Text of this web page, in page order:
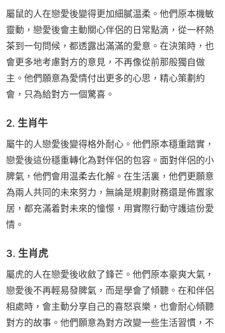
屬鼠的人在戀愛後變得更加細膩温柔。他們原本機敏
靈動，戀愛後會主動關心伴侶的日常點滴，從一杯熱
茶到一句問候，都透露出滿滿的愛意。在決策時，也
會更多地考慮對方的意見，不再像從前那般獨自做
主。他們願意為愛情付出更多的心思，精心策劃約
會，只為給對方一個驚喜。
2. 生肖牛
屬牛的人戀愛後變得格外耐心。他們原本穩重踏實，
戀愛後這份穩重轉化為對伴侶的包容。面對伴侶的小
脾氣，他們會用温柔去化解。在生活裏，他們更願意
為兩人共同的未來努力，無論是規劃財務還是佈置家
居，都充滿着對未來的憧憬，用實際行動守護這份愛
情。
3. 生肖虎
屬虎的人在戀愛後收斂了鋒芒。他們原本豪爽大氣，
戀愛後不再輕易發脾氣，而是學會了傾聽。在和伴侶
相處時，會主動分享自己的喜怒哀樂，也會耐心傾聽
對方的故事。他們願意為對方改變一些生活習慣，不